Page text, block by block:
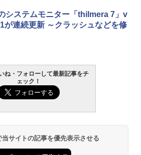
ギフトカード - 800 Robux 【限
バーチャルアイテムを含む】 【オンラ
ンゲームコード】 ロブロックス | オン
Robloxギフトカード - 2,000 Robux 【限
バーチャルアイテムを含む】 【オンラ
インゲームコード】 ロブロックス | オン
3,200
成AIパスポート公式テキスト 第４版
1,766
ですべて身につくHTML & CSSとWe
bデザイン入門講座［第2版］
￥1,292
いちばんやさしい 教科書:
Kindle - 目に優しい、かさばら
い、大きな画面で読みやすい、6週間持
バッテリー、6インチディスプレイ電子
16,980
Paperwhite シグニチャーエディ
ション (32GB) 7インチディスプレイ、明
ラック
システムモニター「thilmera 7」v
が連続更新 ～クラッシュなどを修
ね・フォローして最新記事をチ
ェック！
サイトの記事を優先表示させる